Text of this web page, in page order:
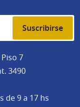
Suscribirse
7
3490
de 9 a 17 hs